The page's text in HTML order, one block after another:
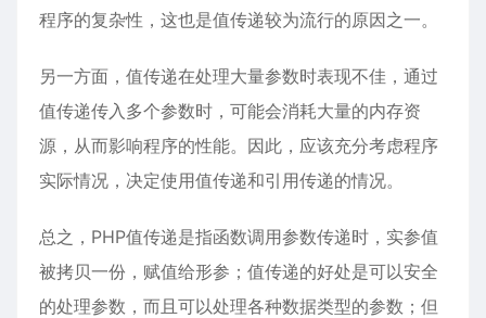
程序的复杂性，这也是值传递较为流行的原因之一。
另一方面，值传递在处理大量参数时表现不佳，通过
值传递传入多个参数时，可能会消耗大量的内存资
源，从而影响程序的性能。因此，应该充分考虑程序
实际情况，决定使用值传递和引用传递的情况。
总之，PHP值传递是指函数调用参数传递时，实参值
被拷贝一份，赋值给形参；值传递的好处是可以安全
的处理参数，而且可以处理各种数据类型的参数；但